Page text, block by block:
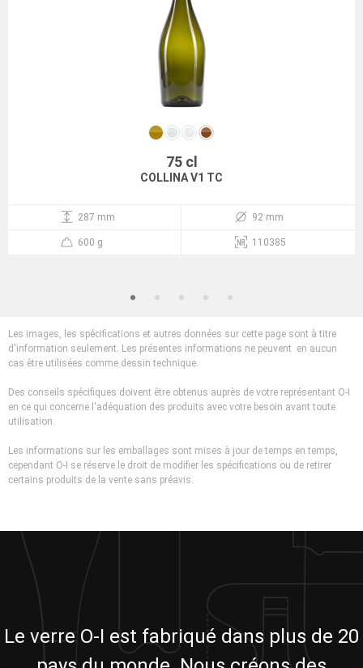
75 cl
COLLINA V1 TC
287 mm 92 mm
600 g 110385
Les images, les spécifications et autres données sur cette page sont à titre
d'information seulement. Les présentes informations ne peuvent en aucun
cas être utilisées comme dessin technique.
Des conseils spécifiques doivent être obtenus auprès de votre représentant O-I
en ce qui concerne l'adéquation des produits avec votre besoin avant toute
utilisation.
Les informations sur les emballages sont mises à jour de temps en temps,
cependant O-I se réserve le droit de modifier les spécifications ou de retirer
certains produits de la vente sans préavis.
Le verre O-I est fabriqué dans plus de 20